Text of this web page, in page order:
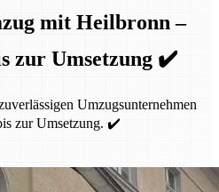
mit Heilbronn –
zur Umsetzung ✔️
Umzugsunternehmen
zur Umsetzung. ✔️